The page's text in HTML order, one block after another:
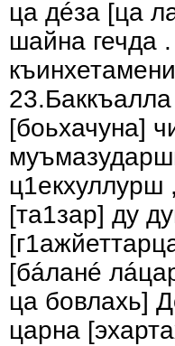
ца дéза [ца
шайна гечда
[боьхачуна]
ц1екхуллурш
[та1зар] ду
[бáланé
ца бовлахь]
царна